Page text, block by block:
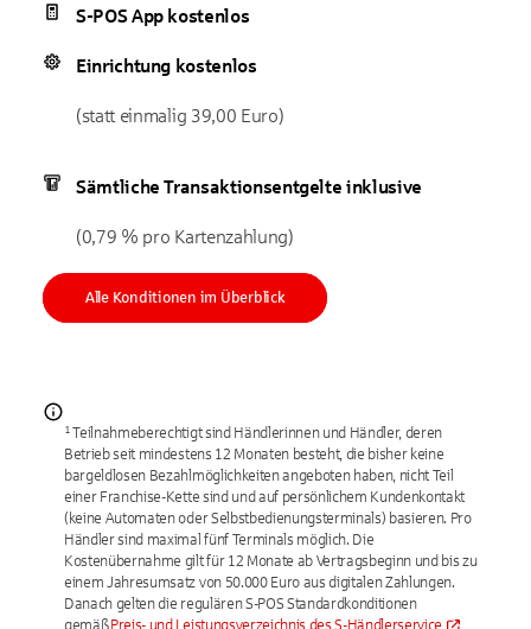
S-POS App kostenlos
Einrichtung kostenlos
(statt einmalig 39,00 Euro)
Sämtliche Transaktionsentgelte inklusive
(0,79 % pro Kartenzahlung)
Alle Konditionen im Überblick
¹ Teilnahmeberechtigt sind Händlerinnen und Händler, deren
Betrieb seit mindestens 12 Monaten besteht, die bisher keine
bargeldlosen Bezahlmöglichkeiten angeboten haben, nicht Teil
einer Franchise-Kette sind und auf persönlichem Kundenkontakt
(keine Automaten oder Selbstbedienungsterminals) basieren. Pro
Händler sind maximal fünf Terminals möglich. Die
Kostenübernahme gilt für 12 Monate ab Vertragsbeginn und bis zu
einem Jahresumsatz von 50.000 Euro aus digitalen Zahlungen.
Danach gelten die regulären S-POS Standardkonditionen